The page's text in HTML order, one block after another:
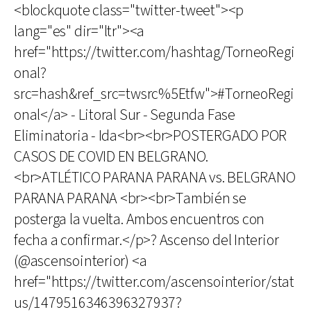
<blockquote class="twitter-tweet"><p
lang="es" dir="ltr"><a
href="https://twitter.com/hashtag/TorneoRegi
onal?
src=hash&ref_src=twsrc%5Etfw">#TorneoRegi
onal</a> - Litoral Sur - Segunda Fase
Eliminatoria - Ida<br><br>POSTERGADO POR
CASOS DE COVID EN BELGRANO.
<br>ATLÉTICO PARANA PARANA vs. BELGRANO
PARANA PARANA <br><br>También se
posterga la vuelta. Ambos encuentros con
fecha a confirmar.</p>? Ascenso del Interior
(@ascensointerior) <a
href="https://twitter.com/ascensointerior/stat
us/1479516346396327937?